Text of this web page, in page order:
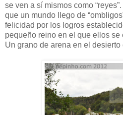
se ven a sí mismos como
que un mundo llego de
felicidad por los logros
pequeño reino en el que ellos se
Un grano de arena en el desierto